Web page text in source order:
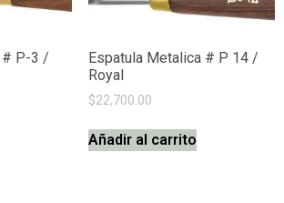
# P-3 /
Espatula Metalica # P 14 /
Royal
$22,700.00
Añadir al carrito